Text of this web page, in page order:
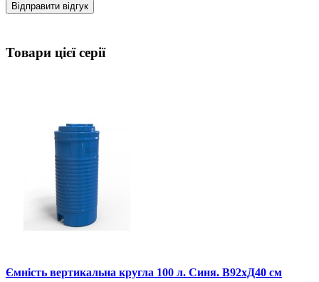
Відправити відгук
Товари цієї серії
Ємність вертикальна кругла 100 л. Синя. В92хД40 см